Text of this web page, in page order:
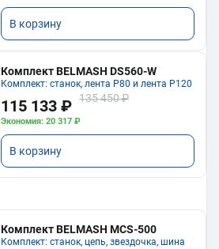
В корзину
Комплект BELMASH DS560-W
Комплект: станок, лента P80 и лента P120
115 133 ₽ 135 450 ₽
Экономия: 20 317 ₽
В корзину
Комплект BELMASH MCS-500
Комплект: станок, цепь, звездочка, шина